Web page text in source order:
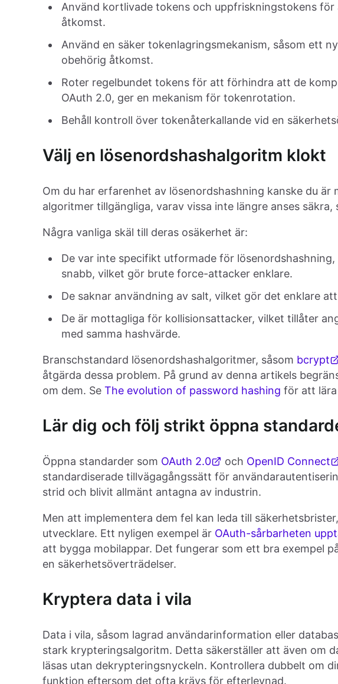
Använd kortlivade tokens och uppfriskningstokens
åtkomst.
Använd en säker tokenlagringsmekanism, såsom ett
obehörig åtkomst.
Roter regelbundet tokens för att förhindra att de
OAuth 2.0, ger en mekanism för tokenrotation.
Behåll kontroll över tokenåterkallande vid en
Välj en lösenordshashalgoritm klokt
Om du har erfarenhet av lösenordshashning kanske du
algoritmer tillgängliga, varav vissa inte längre anses säkra,
Några vanliga skäl till deras osäkerhet är:
De var inte specifikt utformade för
snabb, vilket gör brute force-attacker enklare.
De saknar användning av salt, vilket gör det enklare
De är mottagliga för kollisionsattacker, vilket tillåter
med samma hashvärde.
Branschstandard lösenordshashalgoritmer, såsom bcrypt
åtgärda dessa problem. På grund av denna artikels
om dem. Se The evolution of password hashing för att lära
Lär dig och följ strikt öppna
Öppna standarder som OAuth 2.0 och OpenID Connect
standardiserade tillvägagångssätt för
strid och blivit allmänt antagna av industrin.
Men att implementera dem fel kan leda till
utvecklare. Ett nyligen exempel är OAuth-sårbarheten
att bygga mobilappar. Det fungerar som ett bra exempel
en säkerhetsöverträdelser.
Kryptera data i vila
Data i vila, såsom lagrad användarinformation eller
stark krypteringsalgoritm. Detta säkerställer att även om
läsas utan dekrypteringsnyckeln. Kontrollera dubbelt om
funktion eftersom det ofta krävs för efterlevnad.